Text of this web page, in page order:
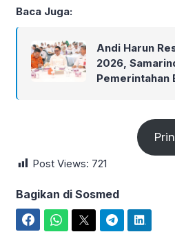
Baca Juga:
Andi Harun
2026,
Pemerintahan
Post Views: 721
Bagikan di Sosmed